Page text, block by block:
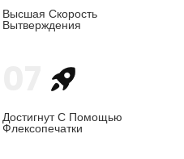
Высшая Скорость
Вытверждения
Достигнут С Помощью
Флексопечатки